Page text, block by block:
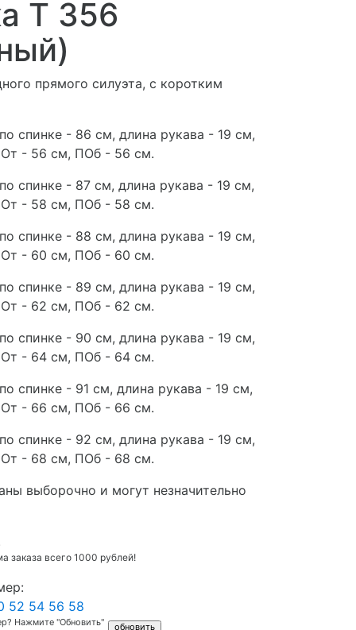
Т 356
прямого силуэта, с коротким
спинке - 86 см, длина рукава - 19 см,
- 56 см, ПОб - 56 см.
спинке - 87 см, длина рукава - 19 см,
- 58 см, ПОб - 58 см.
спинке - 88 см, длина рукава - 19 см,
- 60 см, ПОб - 60 см.
спинке - 89 см, длина рукава - 19 см,
- 62 см, ПОб - 62 см.
спинке - 90 см, длина рукава - 19 см,
- 64 см, ПОб - 64 см.
спинке - 91 см, длина рукава - 19 см,
- 66 см, ПОб - 66 см.
спинке - 92 см, длина рукава - 19 см,
- 68 см, ПОб - 68 см.
выборочно и могут незначительно
заказа всего 1000 рублей!
52 54 56 58
Нажмите "Обновить"